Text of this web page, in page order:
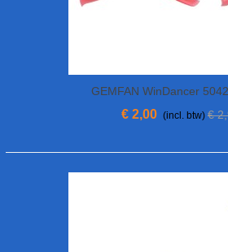
GEMFAN WinDancer
Duurzaam
€ 2,00 (incl. btw) €